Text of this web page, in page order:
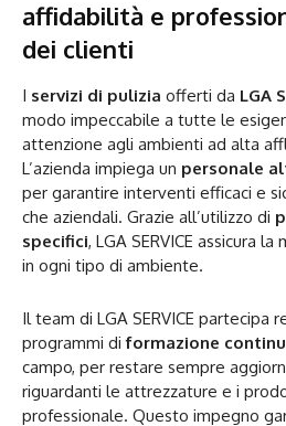
affidabilità e
dei clienti
I servizi di pulizia offerti da LGA
modo impeccabile a tutte le
attenzione agli ambienti ad alta
L’azienda impiega un personale
per garantire interventi efficaci e
che aziendali. Grazie all’utilizzo di
specifici, LGA SERVICE assicura
in ogni tipo di ambiente.
Il team di LGA SERVICE partecipa
programmi diformazione
campo, per restare sempre
riguardanti le attrezzature e i
professionale. Questo impegno